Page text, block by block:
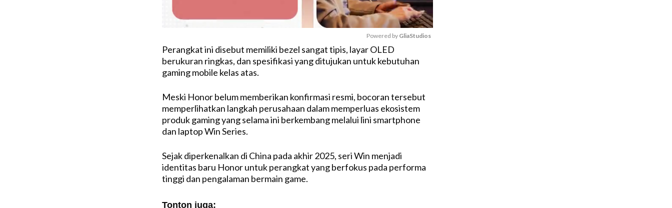
M
e
Powered by GliaStudios
Perangkat ini disebut memiliki bezel sangat tipis, layar OLED
berukuran ringkas, dan spesifikasi yang ditujukan untuk kebutuhan
gaming mobile kelas atas.
Meski Honor belum memberikan konfirmasi resmi, bocoran tersebut
memperlihatkan langkah perusahaan dalam memperluas ekosistem
produk gaming yang selama ini berkembang melalui lini smartphone
dan laptop Win Series.
Sejak diperkenalkan di China pada akhir 2025, seri Win menjadi
identitas baru Honor untuk perangkat yang berfokus pada performa
tinggi dan pengalaman bermain game.
Tonton juga: